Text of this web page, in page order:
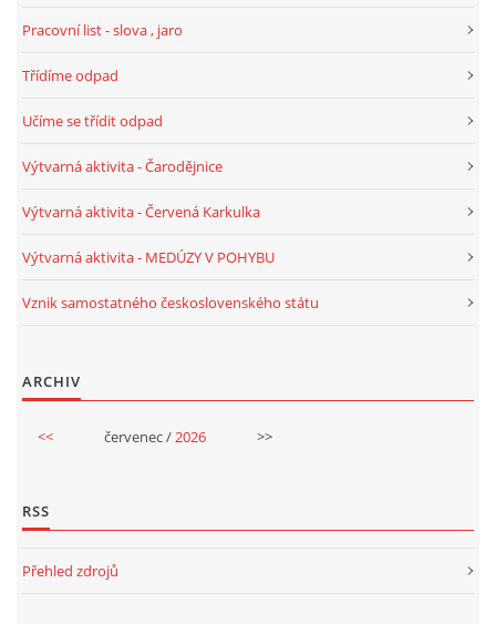
20.10. DEN STROMŮ
DUŠIČKY
SVATÁ KATEŘINA 25.LISTOPADU
MIKULÁŠ, ČERTI
Pracovní list - slova , jaro
Třídíme odpad
Učíme se třídit odpad
Výtvarná aktivita - Čarodějnice
Výtvarná aktivita - Červená Karkulka
Výtvarná aktivita - MEDÚZY V POHYBU
Vznik samostatného československého státu
ARCHIV
<< červenec / 2026 >>
RSS
Přehled zdrojů